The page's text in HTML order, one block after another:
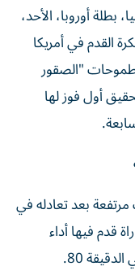
أوروبا، الأحد،
القدم في أمريكا
"الصقور
أول فوز لها
بعد تعادله في
1-1، في مباراة قدم فيها أداء
80.